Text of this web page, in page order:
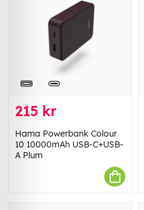
215 kr
Hama Powerbank Colour
10 10000mAh USB-C+USB-
A Plum